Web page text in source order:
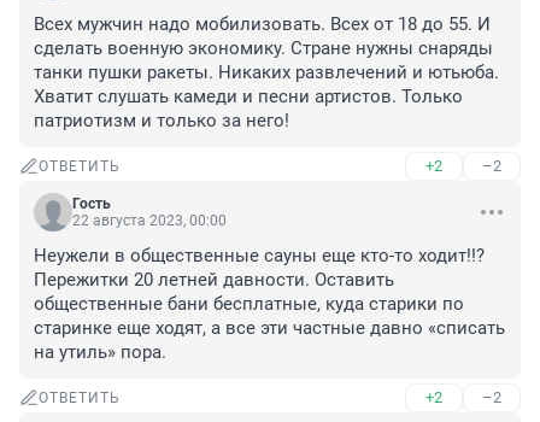
Всех мужчин надо мобилизовать. Всех от 18 до 55. И
сделать военную экономику. Стране нужны снаряды
танки пушки ракеты. Никаких развлечений и ютьюба.
Хватит слушать камеди и песни артистов. Только
патриотизм и только за него!
ОТВЕТИТЬ +2 –2
Гость
22 августа 2023, 00:00
Неужели в общественные сауны еще кто-то ходит!!?
Пережитки 20 летней давности. Оставить
общественные бани бесплатные, куда старики по
старинке еще ходят, а все эти частные давно «списать
на утиль» пора.
ОТВЕТИТЬ +2 –2